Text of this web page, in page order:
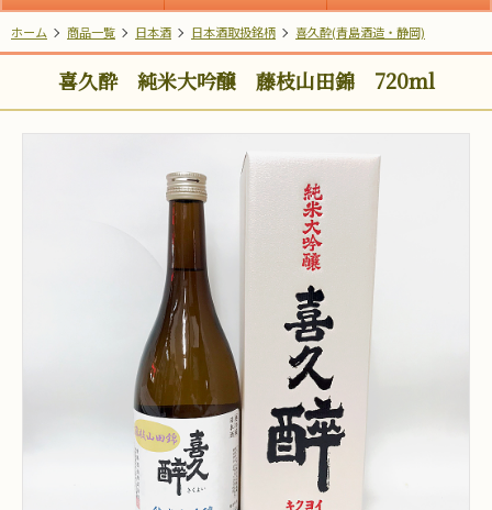
ホーム 商品一覧 日本酒 日本酒取扱銘柄 喜久酔(青島酒造・静岡)
喜久酔 純米大吟醸 藤枝山田錦 720ml